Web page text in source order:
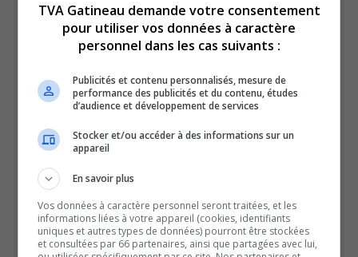
L’une des activités clés de Bal de neige est le
C’est la 42e édition de ce championnat auquel des
Ils doivent réaliser une sculpture de glace unique selon
une thématique bien précise. Un exercice
impressionnant, d’autant plus cette année, alors qu’ils
ont eu un défi supplémentaire considérant que la météo
TVA Gatineau demande votre consentement
pour utiliser vos données à caractère
personnel dans les cas suivants :
Publicités et contenu personnalisés, mesure de
performance des publicités et du contenu, études
d’audience et développement de services
Stocker et/ou accéder à des informations sur un
appareil
En savoir plus
Vos données à caractère personnel seront traitées, et les
informations liées à votre appareil (cookies, identifiants
uniques et autres types de données) pourront être stockées
et consultées par 66 partenaires, ainsi que partagées avec lui,